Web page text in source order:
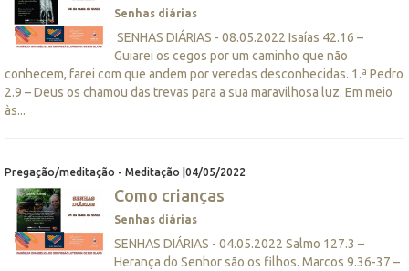
Senhas diárias
SENHAS DIÁRIAS - 08.05.2022 Isaías 42.16 –
Guiarei os cegos por um caminho que não
conhecem, farei com que andem por veredas desconhecidas. 1.ª Pedro
2.9 – Deus os chamou das trevas para a sua maravilhosa luz. Em meio
às...
Pregação/meditação - Meditação |04/05/2022
Como crianças
Senhas diárias
SENHAS DIÁRIAS - 04.05.2022 Salmo 127.3 –
Herança do Senhor são os filhos. Marcos 9.36-37 –